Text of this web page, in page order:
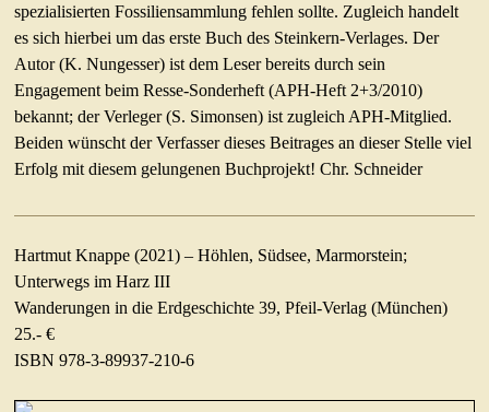
spezialisierten Fossiliensammlung fehlen sollte. Zugleich handelt
es sich hierbei um das erste Buch des Steinkern-Verlages. Der
Autor (K. Nungesser) ist dem Leser bereits durch sein
Engagement beim Resse-Sonderheft (APH-Heft 2+3/2010)
bekannt; der Verleger (S. Simonsen) ist zugleich APH-Mitglied.
Beiden wünscht der Verfasser dieses Beitrages an dieser Stelle viel
Erfolg mit diesem gelungenen Buchprojekt! Chr. Schneider
Hartmut Knappe (2021) – Höhlen, Südsee, Marmorstein;
Unterwegs im Harz III
Wanderungen in die Erdgeschichte 39, Pfeil-Verlag (München)
25.- €
ISBN 978-3-89937-210-6